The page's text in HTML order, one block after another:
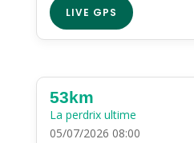
LIVE GPS
53km
La perdrix ultime
05/07/2026 08:00